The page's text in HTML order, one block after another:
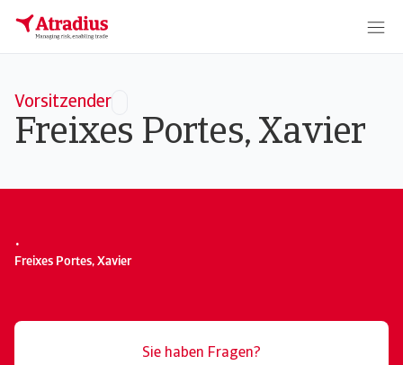
Vorsitzender
Freixes Portes, Xavier
.
Freixes Portes, Xavier
Sie haben Fragen?